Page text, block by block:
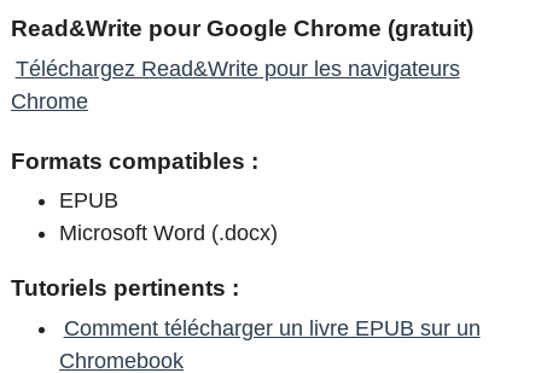
Read&Write pour Google Chrome (gratuit)
Téléchargez Read&Write pour les navigateurs
Chrome
Formats compatibles :
EPUB
Microsoft Word (.docx)
Tutoriels pertinents :
Comment télécharger un livre EPUB sur un
Chromebook